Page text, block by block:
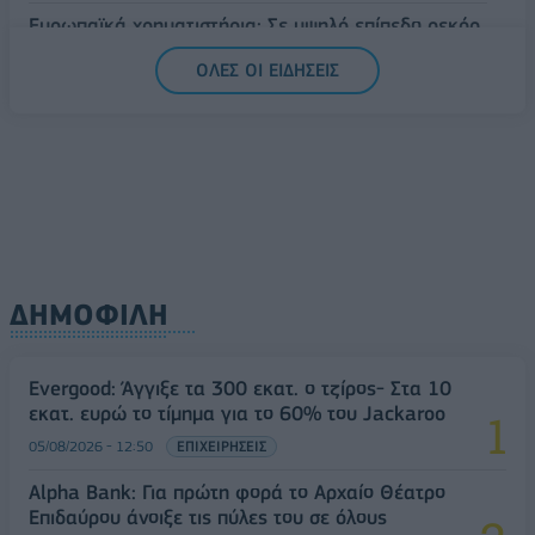
Ευρωπαϊκά χρηματιστήρια: Σε υψηλό επίπεδο ρεκόρ
ανήλθαν οι μετοχές στο ξεκίνημα των συναλλαγών
06/08/2026 - 10:50 ΟΙΚΟΝΟΜΙΑ
ΟΛΕΣ ΟΙ ΕΙΔΗΣΕΙΣ
ΔΗΜΟΦΙΛΗ
Evergood: Άγγιξε τα 300 εκατ. ο τζίρος- Στα 10
εκατ. ευρώ το τίμημα για το 60% του Jackaroo
05/08/2026 - 12:50 ΕΠΙΧΕΙΡΗΣΕΙΣ
Alpha Bank: Για πρώτη φορά το Αρχαίο Θέατρο
Επιδαύρου άνοιξε τις πύλες του σε όλους